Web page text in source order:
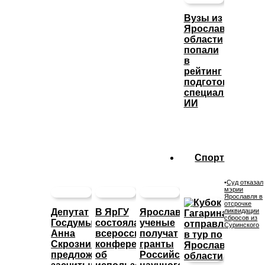
Вузы из
Ярославской
области
попали
в
рейтинг
подготовки
специалистов
ИИ
Депутат
Госдумы
Анна
Скрозникова
предложила
В ЯрГУ
состоялась
всероссийская
конференция
об
Ярославские
ученые
получат
гранты
Российского
Спорт
•Суд отказал
мэрии
Ярославля в
отсрочке
ликвидации
сбросов из
Суринского